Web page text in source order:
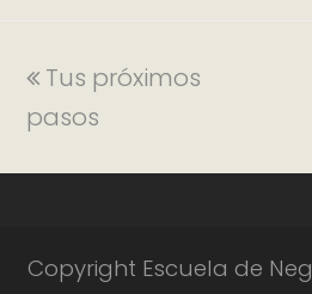
Tus próximos
pasos
Copyright Escuela de